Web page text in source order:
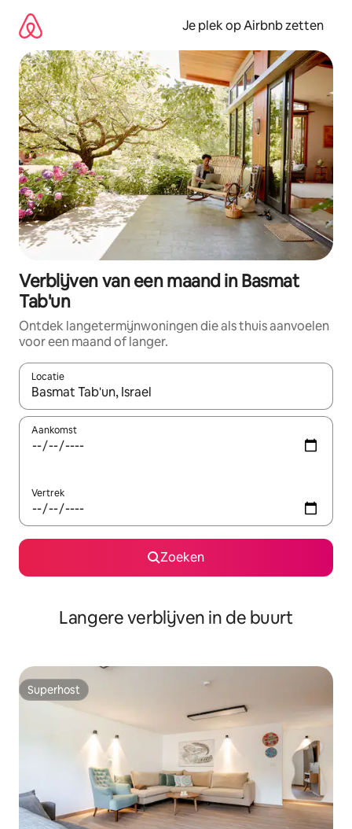
direct
naar
inhoud
Je plek op Airbnb zetten
Verblijven van een maand in Basmat
Tab'un
Ontdek langetermijnwoningen die als thuis aanvoelen
voor een maand of langer.
Locatie
Wanneer er resultaten beschikbaar zijn, maak je een keuze
Aankomst
Vertrek
Zoeken
Langere verblijven in de buurt
Superhost
Superhost